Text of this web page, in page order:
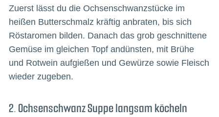
Zuerst lässt du die Ochsenschwanzstücke im
heißen Butterschmalz kräftig anbraten, bis sich
Röstaromen bilden. Danach das grob geschnittene
Gemüse im gleichen Topf andünsten, mit Brühe
und Rotwein aufgießen und Gewürze sowie Fleisch
wieder zugeben.
2. Ochsenschwanz Suppe langsam köcheln